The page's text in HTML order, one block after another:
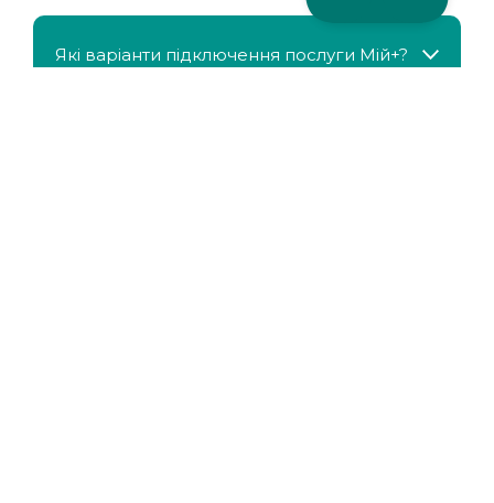
Які варіанти підключення послуги Мій+?